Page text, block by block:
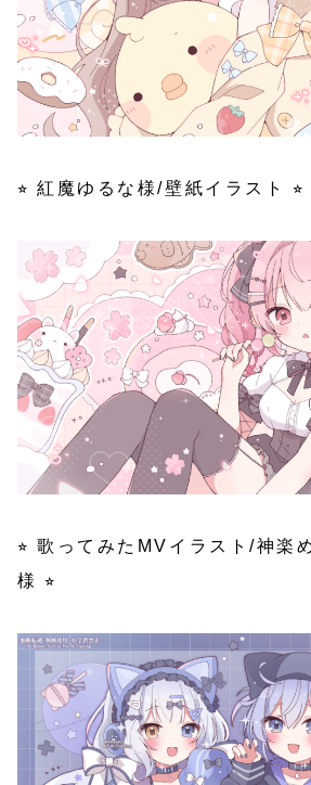
⭐︎ 紅魔ゆるな様/壁紙イラスト ⭐︎
⭐︎ 歌ってみたMVイラスト/神楽
様 ⭐︎